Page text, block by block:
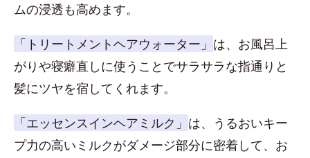
ムの浸透も高めます。
「トリートメントヘアウォーター」 は、お風呂上
がりや寝癖直しに使うことでサラサラな指通りと
髪にツヤを宿してくれます。
「エッセンスインヘアミルク」 は、うるおいキー
プ力の高いミルクがダメージ部分に密着して、お